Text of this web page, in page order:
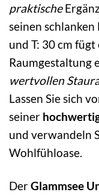
praktische
seinen schlanken
und T: 30 cm
Raumgestaltung
wertvollen
Lassen Sie sich
seiner
und verwandeln
Wohlfühloase.
DerGlammsee